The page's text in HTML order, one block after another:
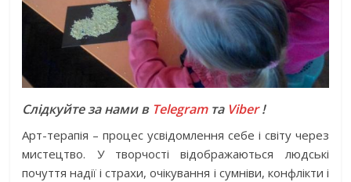
Слідкуйте за нами в Telegramта Viber!
Арт-терапія – процес усвідомлення себе і світу через
мистецтво. У творчості відображаються людські
почуття надії і страхи, очікування і сумніви, конфлікти і